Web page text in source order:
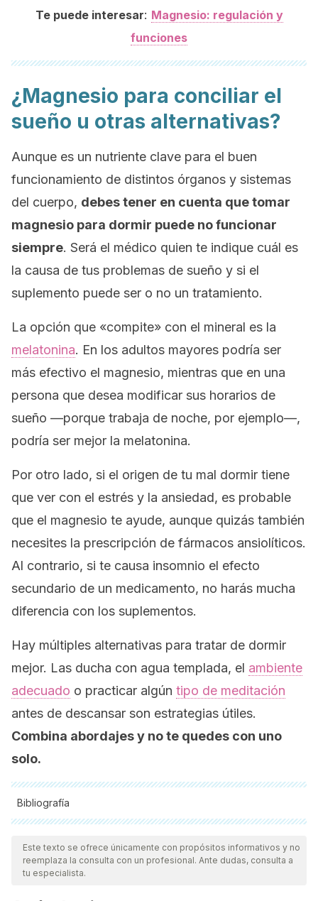
Te puede interesar: Magnesio: regulación y
funciones
¿Magnesio para conciliar el
sueño u otras alternativas?
Aunque es un nutriente clave para el buen
funcionamiento de distintos órganos y sistemas
del cuerpo, debes tener en cuenta que tomar
magnesio para dormir puede no funcionar
siempre. Será el médico quien te indique cuál es
la causa de tus problemas de sueño y si el
suplemento puede ser o no un tratamiento.
La opción que «compite» con el mineral es la
melatonina. En los adultos mayores podría ser
más efectivo el magnesio, mientras que en una
persona que desea modificar sus horarios de
sueño —porque trabaja de noche, por ejemplo—,
podría ser mejor la melatonina.
Por otro lado, si el origen de tu mal dormir tiene
que ver con el estrés y la ansiedad, es probable
que el magnesio te ayude, aunque quizás también
necesites la prescripción de fármacos ansiolíticos.
Al contrario, si te causa insomnio el efecto
secundario de un medicamento, no harás mucha
diferencia con los suplementos.
Hay múltiples alternativas para tratar de dormir
mejor. Las ducha con agua templada, el ambiente
adecuado o practicar algún tipo de meditación
antes de descansar son estrategias útiles.
Combina abordajes y no te quedes con uno
solo.
Bibliografía
Todas las fuentes citadas fueron revisadas a profundidad por
nuestro equipo, para asegurar su calidad, confiabilidad,
vigencia y validez.La bibliografía de este artículo fue
Este texto se ofrece únicamente con propósitos informativos y no
reemplaza la consulta con un profesional. Ante dudas, consulta a
tu especialista.